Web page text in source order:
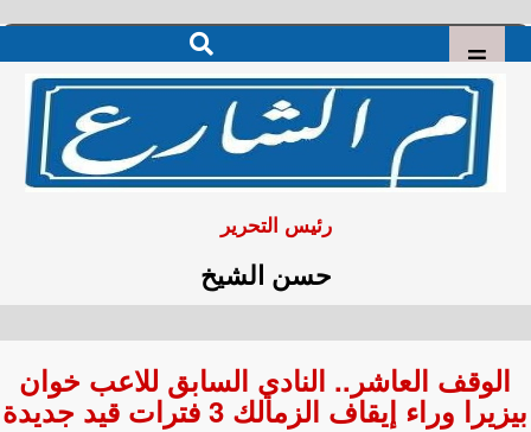
رئيس التحرير
حسن الشيخ
الوقف العاشر.. النادي السابق للاعب خوان
بيزيرا وراء إيقاف الزمالك 3 فترات قيد جديدة